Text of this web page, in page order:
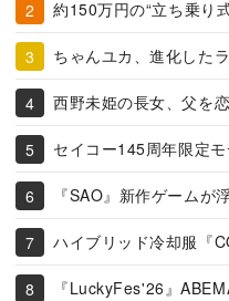
約150万円の“立ち乗り
ちゃんユカ、進化した
西野未姫の長女、父を
セイコー145周年限定
『SAO』新作ゲームが
ハイブリッド冷却服『
『LuckyFes'26』